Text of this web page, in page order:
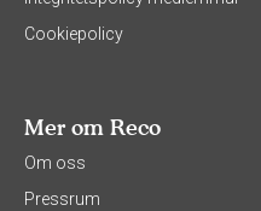
Cookiepolicy
Mer om Reco
Om oss
Pressrum